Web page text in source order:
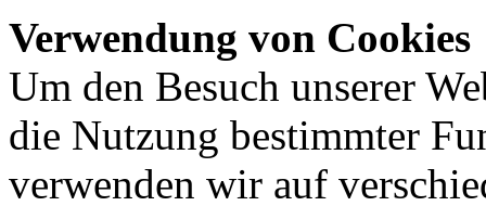
Verwendung von Cookies
Um den Besuch unserer
die Nutzung bestimmter
verwenden wir auf